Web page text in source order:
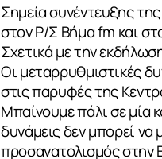
Σημεία συνέντευξης
στον Ρ/Σ Βήμα fm και
Σχετικά με την
Οι μεταρρυθμιστικές
στις παρυφές της
Μπαίνουμε πάλι σε μία
δυνάμεις δεν μπορεί
προσανατολισμός